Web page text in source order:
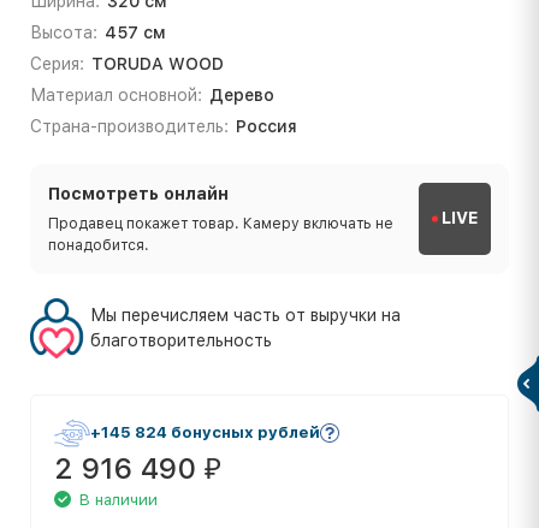
Высота: 457 см
Серия: TORUDA WOOD
Материал основной: Дерево
Страна-производитель: Россия
Посмотреть онлайн
Продавец покажет товар. Камеру включать не
понадобится.
LIVE
Мы перечисляем часть от выручки на
благотворительность
+145 824 бонусных рублей
2 916 490 ₽
В наличии